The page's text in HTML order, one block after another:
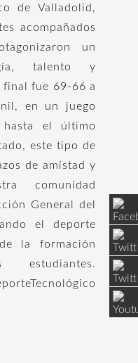
de Valladolid,
acompañados
un
talento y
final fue 69-66 a
en un juego
el último
este tipo de
de amistad y
comunidad
General del
el deporte
la formación